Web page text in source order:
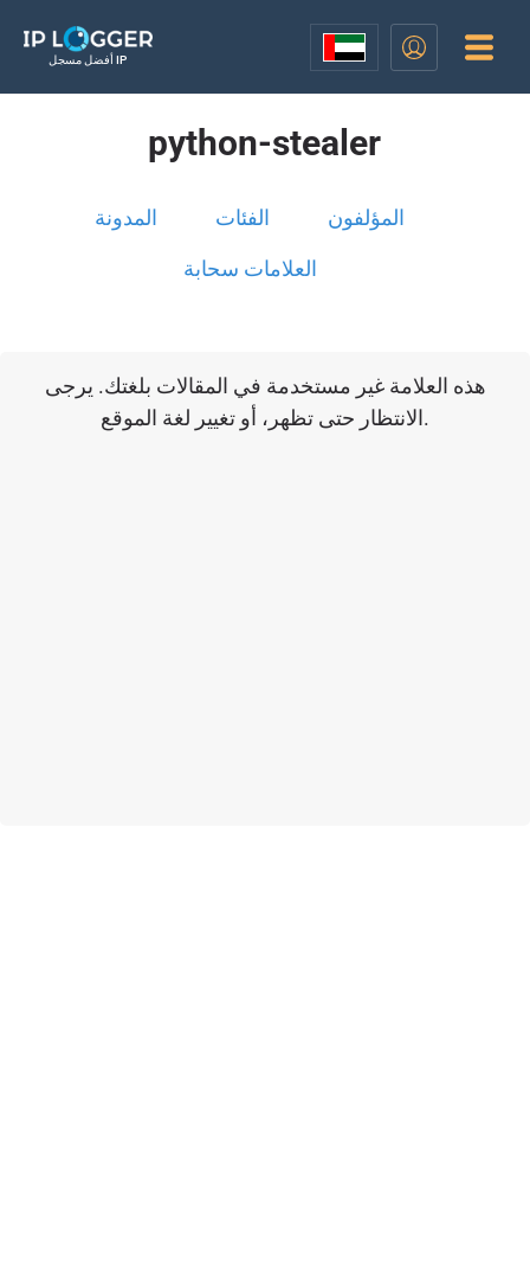
أفضل مسجل IP
python-stealer
المدونة الفئات المؤلفون
العلامات سحابة